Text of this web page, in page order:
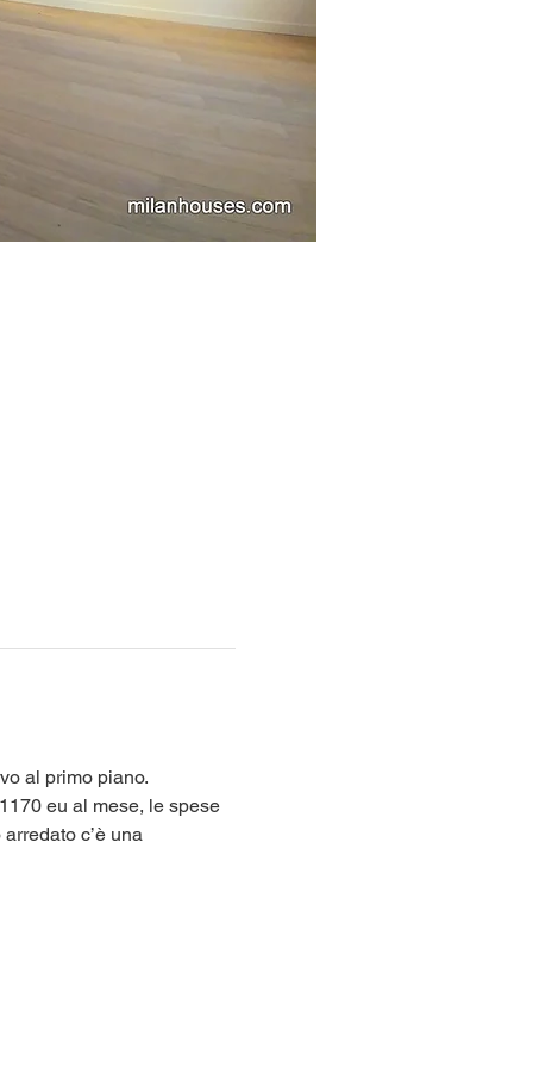
al primo piano.
eu al mese, le spese
c’è una